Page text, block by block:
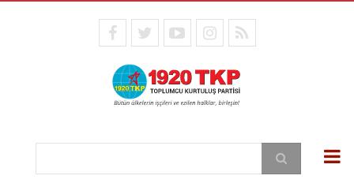
facebooktwitteryoutubeinstagram
RSS
Ara